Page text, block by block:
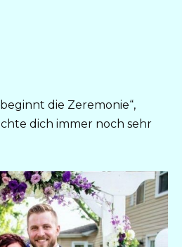
die Zeremonie“,
dich immer noch sehr